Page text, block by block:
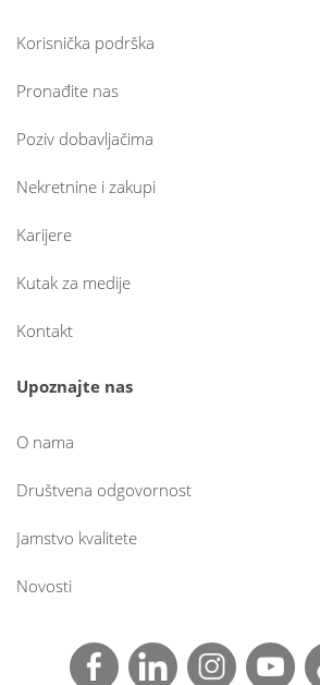
Korisnička podrška
Pronađite nas
Poziv dobavljačima
Nekretnine i zakupi
Karijere
Kutak za medije
Kontakt
Upoznajte nas
O nama
Društvena odgovornost
Jamstvo kvalitete
Novosti